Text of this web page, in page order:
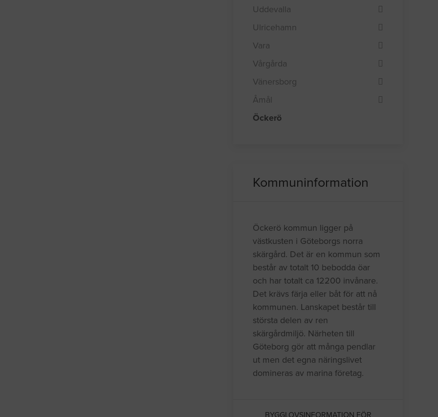
Uddevalla
Ulricehamn
Vara
Vårgårda
Vänersborg
Åmål
Öckerö
Kommuninformation
Öckerö kommun ligger på
västkusten i Göteborgs norra
skärgård. Det är en kommun som
består av totalt 10 bebodda öar
och har totalt ca 12200 invånare.
Det krävs färja eller båt för att nå
kommunen. Lanskapet består till
största delen av ren
skärgårdmiljö. Närheten till
Göteborg gör att många pendlar
ut men det egna näringslivet
domineras av marina företag.
BYGGLOVSINFORMATION FÖR